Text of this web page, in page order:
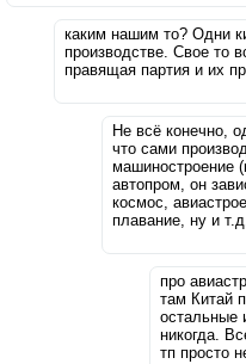
каким нашим то? Одни
производстве. Свое то
правящая партия и их
Не всё конечно,
что сами
машиностроение
автопром, он
космос,
плавание, ну и
про
там Китай
остальные
никогда.
тп просто